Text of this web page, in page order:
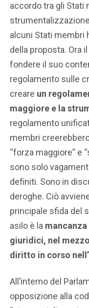
accordo tra gli Stati
alcuni Stati membri
della proposta. Ora
fondere il suo
regolamento sulle
creare un
maggiore e la
regolamento
membri
“forza maggiore” e
sono solo
definiti. Sono in
deroghe. Ciò
principale sfida del
asilo è la
giuridici, nel
diritto in corso
All’interno del
opposizione alla